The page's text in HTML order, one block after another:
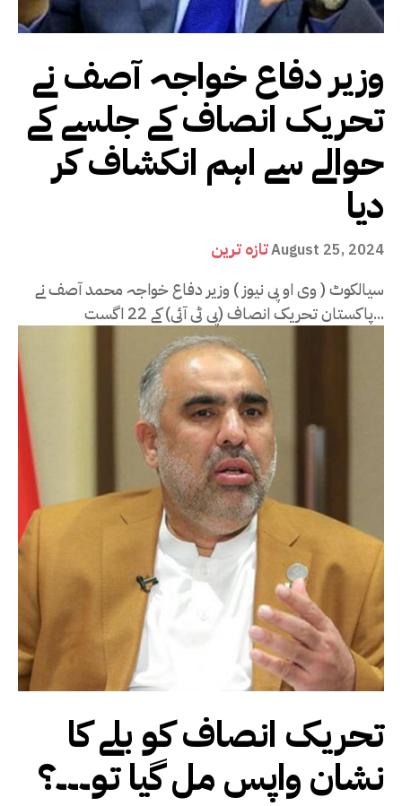
وزیر دفاع خواجہ آصف نے
تحریک انصاف کے جلسے کے
حوالے سے اہم انکشاف کر
دیا
تازہ ترینAugust 25, 2024
سیالکوٹ ( وی او پی نیوز ) وزیر دفاع خواجہ محمد آصف نے
پاکستان تحریک انصاف (پی ٹی آئی) کے 22 اگست...
تحریک انصاف کو بلے کا
نشان واپس مل گیا تو۔۔۔؟